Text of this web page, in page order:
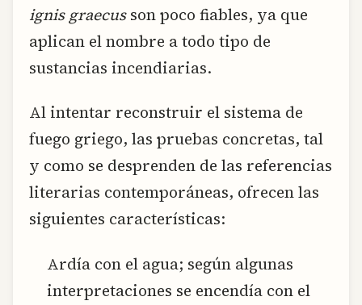
ignis graecusson poco fiables, ya que
aplican el nombre a todo tipo de
sustancias incendiarias.
Al intentar reconstruir el sistema de
fuego griego, las pruebas concretas, tal
y como se desprenden de las referencias
literarias contemporáneas, ofrecen las
siguientes características:
Ardía con el agua; según algunas
interpretaciones se encendía con el